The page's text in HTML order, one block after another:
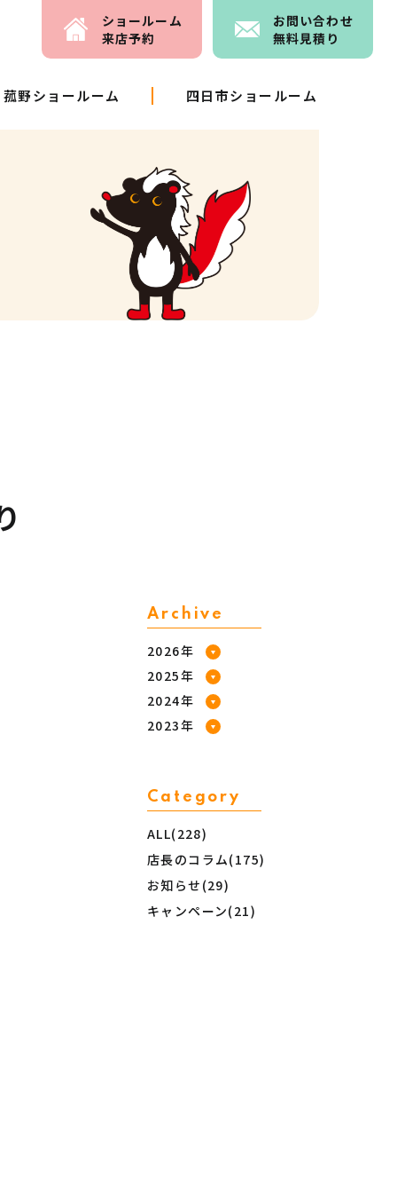
ショールーム
来店予約
お問い合わせ
無料見積り
菰野ショールーム 四日市ショールーム
Archive
2026年
2025年
2024年
2023年
Category
ALL(228)
店長のコラム(175)
お知らせ(29)
キャンペーン(21)